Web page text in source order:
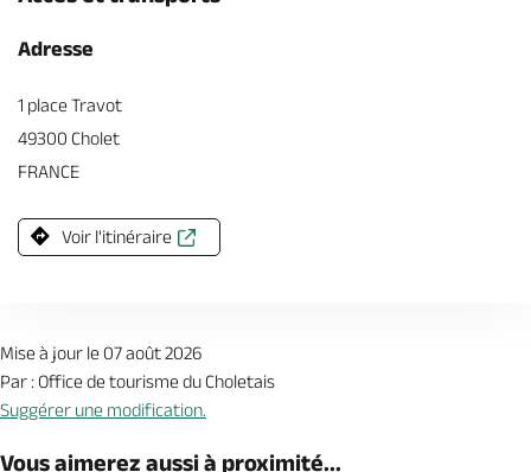
Adresse
1 place Travot
49300 Cholet
FRANCE
Voir l'itinéraire
Mise à jour le 07 août 2026
Par : Office de tourisme du Choletais
Suggérer une modification.
Vous aimerez aussi à proximité...